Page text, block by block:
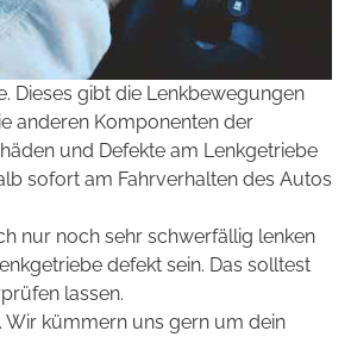
Dieses gibt die Lenkbewegungen
anderen Komponenten der
und Defekte am Lenkgetriebe
sofort am Fahrverhalten des Autos
nur noch sehr schwerfällig lenken
defekt sein. Das solltest
lassen.
kümmern uns gern um dein